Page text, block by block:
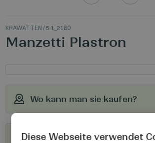
KRAWATTEN / 5.1_2180
Manzetti Plastron
Wo kann man sie kaufen?
Werden Sie unser
Diese Webseite verwendet